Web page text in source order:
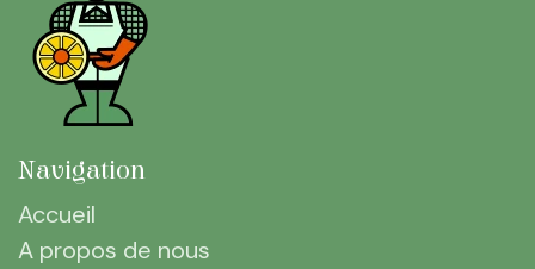
Navigation
Accueil
A propos de nous